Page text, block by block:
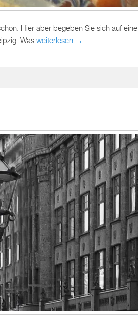
Hier aber begeben Sie sich auf eine
Was weiterlesen →